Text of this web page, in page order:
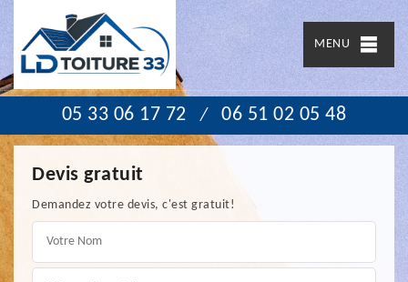
MENU
05 33 06 17 72 / 06 51 02 05 48
Devis gratuit
Demandez votre devis, c'est gratuit!